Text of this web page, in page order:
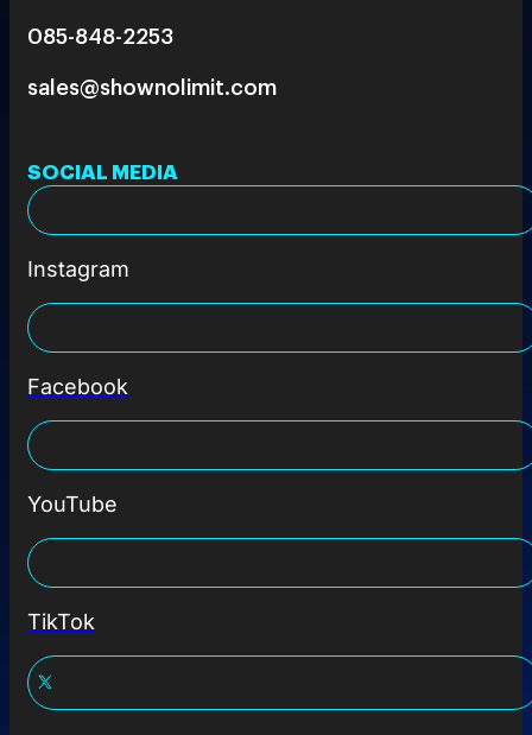
085-848-2253
sales@shownolimit.com
SOCIAL MEDIA
Instagram
Facebook
YouTube
TikTok